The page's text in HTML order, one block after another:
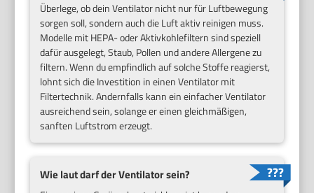
Überlege, ob dein Ventilator nicht nur für Luftbewegung
sorgen soll, sondern auch die Luft aktiv reinigen muss.
Modelle mit HEPA- oder Aktivkohlefiltern sind speziell
dafür ausgelegt, Staub, Pollen und andere Allergene zu
filtern. Wenn du empfindlich auf solche Stoffe reagierst,
lohnt sich die Investition in einen Ventilator mit
Filtertechnik. Andernfalls kann ein einfacher Ventilator
ausreichend sein, solange er einen gleichmäßigen,
sanften Luftstrom erzeugt.
Wie laut darf der Ventilator sein?